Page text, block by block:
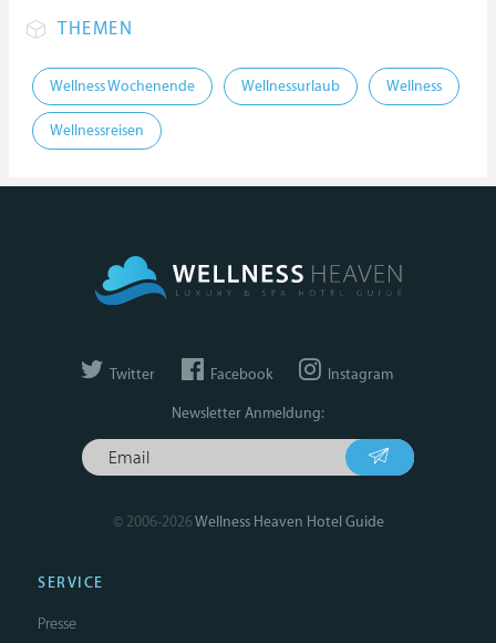
THEMEN
Wellness Wochenende Wellnessurlaub Wellness
Wellnessreisen
Twitter Facebook Instagram
Newsletter Anmeldung:
© 2006-2026Wellness Heaven Hotel Guide
SERVICE
Presse